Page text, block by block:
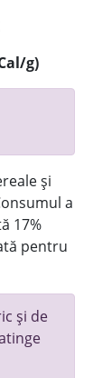
g)
și
a
17%
pentru
și de